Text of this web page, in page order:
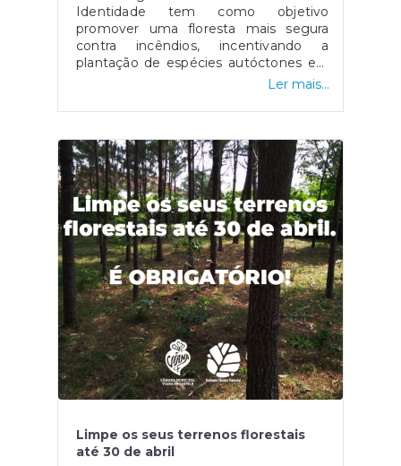
Identidade tem como objetivo
promover uma floresta mais segura
contra incêndios, incentivando a
plantação de espécies autóctones em
determinadas áreas do território,
de Combustíveis de proteção aos
vias de comunicação. Aceda a
http://www.cm-viana-
castelo.pt/pt/reflorestar-com-
identidade, para informações e
formulário de candidatura.
Ler mais...
Limpe os seus terrenos florestais
até 30 de abril